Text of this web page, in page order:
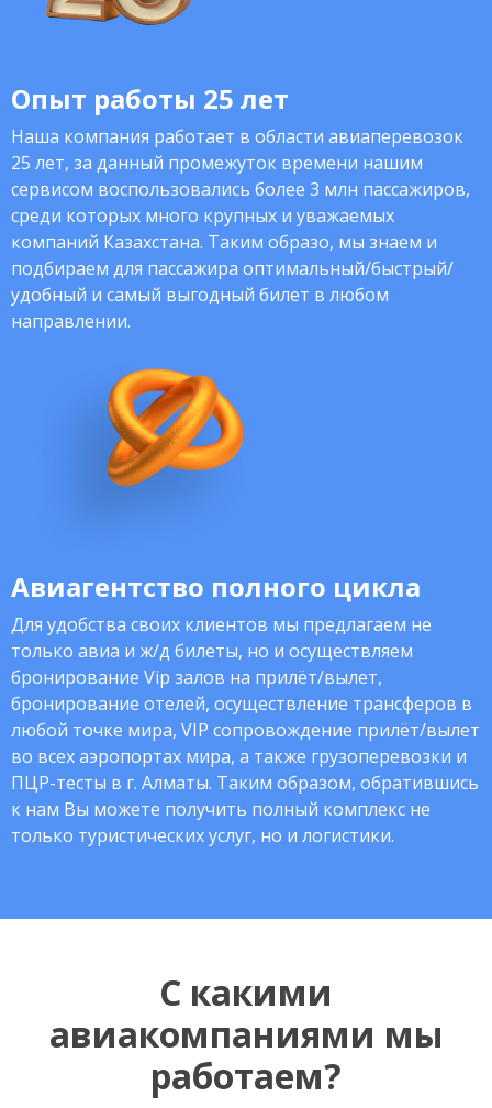
Опыт работы 25 лет
Наша компания работает в области авиаперевозок
25 лет, за данный промежуток времени нашим
сервисом воспользовались более 3 млн пассажиров,
среди которых много крупных и уважаемых
компаний Казахстана. Таким образо, мы знаем и
подбираем для пассажира оптимальный/быстрый/
удобный и самый выгодный билет в любом
направлении.
Авиагентство полного цикла
Для удобства своих клиентов мы предлагаем не
только авиа и ж/д билеты, но и осуществляем
бронирование Vip залов на прилёт/вылет,
бронирование отелей, осуществление трансферов в
любой точке мира, VIP сопровождение прилёт/вылет
во всех аэропортах мира, а также грузоперевозки и
ПЦР-тесты в г. Алматы. Таким образом, обратившись
к нам Вы можете получить полный комплекс не
только туристических услуг, но и логистики.
С какими
авиакомпаниями мы
работаем?